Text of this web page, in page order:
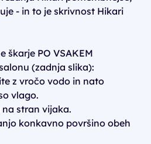
- in to je skrivnost Hikari
škarje PO VSAKEM
(zadnja slika):
z vročo vodo in nato
vlago.
stran vijaka.
konkavno površino obeh